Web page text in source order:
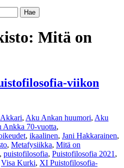
Mitä on
viikon
Akkari, Aku Ankan huumori, Aku
Ankka 70-vuotta,
, ikaalinen, Jani Hakkarainen,
, Metafysiikka, Mitä on
, puistofilosofia, Puistofilosofia 2021 ,
Visa Kurki, XI Puistofilosofia-